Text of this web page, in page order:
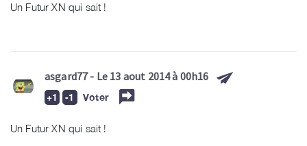
Un Futur XN qui sait !
asgard77- Le 13 aout 2014 à 00h16
Voter
Un Futur XN qui sait !